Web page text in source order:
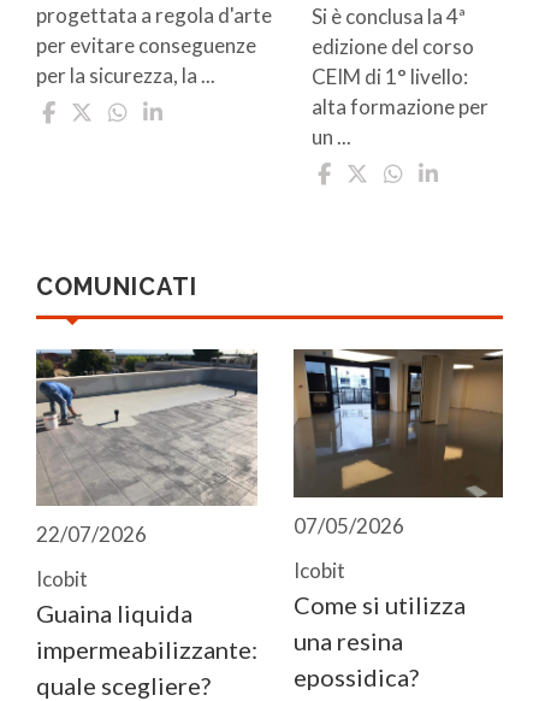
progettata a regola d'arte
per evitare conseguenze
per la sicurezza, la ...
Si è conclusa la 4ª
edizione del corso
CEIM di 1° livello:
alta formazione per
un ...
COMUNICATI
22/07/2026
Icobit
Guaina liquida
impermeabilizzante:
quale scegliere?
07/05/2026
Icobit
Come si utilizza
una resina
epossidica?